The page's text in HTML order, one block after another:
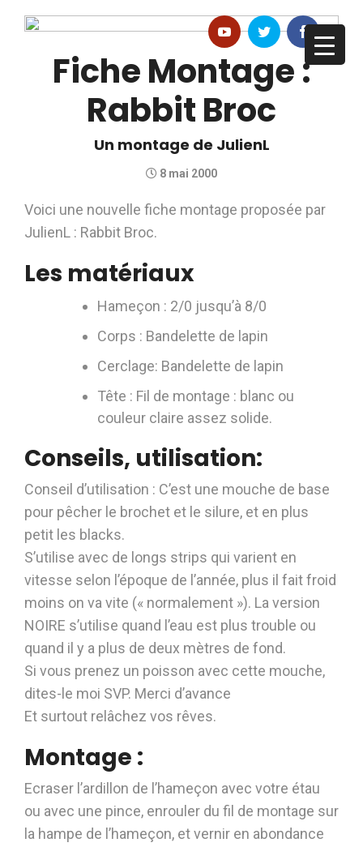
Fiche Montage :
Rabbit Broc
Un montage de JulienL
8 mai 2000
Voici une nouvelle fiche montage proposée par
JulienL : Rabbit Broc.
Les matériaux
Hameçon : 2/0 jusqu’à 8/0
Corps : Bandelette de lapin
Cerclage: Bandelette de lapin
Tête : Fil de montage : blanc ou
couleur claire assez solide.
Conseils, utilisation:
Conseil d’utilisation : C’est une mouche de base
pour pêcher le brochet et le silure, et en plus
petit les blacks.
S’utilise avec de longs strips qui varient en
vitesse selon l’époque de l’année, plus il fait froid
moins on va vite (« normalement »). La version
NOIRE s’utilise quand l’eau est plus trouble ou
quand il y a plus de deux mètres de fond.
Si vous prenez un poisson avec cette mouche,
dites-le moi SVP. Merci d’avance
Et surtout relâchez vos rêves.
Montage :
Ecraser l’ardillon de l’hameçon avec votre étau
ou avec une pince, enrouler du fil de montage sur
la hampe de l’hameçon, et vernir en abondance